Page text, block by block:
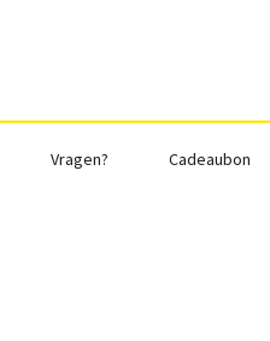
Vragen? Cadeaubon